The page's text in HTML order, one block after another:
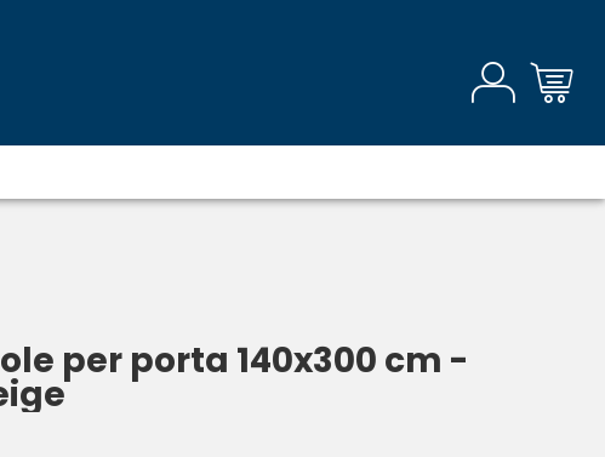
per porta 140x300 cm -